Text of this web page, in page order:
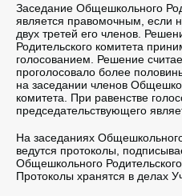
Заседание Общешкольного
является правомочным, если
двух третей его членов.
Родительского комитета
голосованием. Решение
проголосовало более
на заседании членов
комитета. При равенстве
председательствующего
На заседаниях
ведутся протоколы,
Общешкольного
Протоколы хранятся в делах